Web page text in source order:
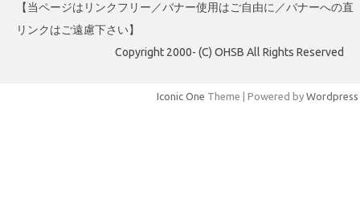
【当ページはリンクフリー／バナー使用はご自由に／バナーへの直
リンクはご遠慮下さい】
Copyright 2000- (C) OHSB All Rights Reserved
Iconic One Theme | Powered by Wordpress